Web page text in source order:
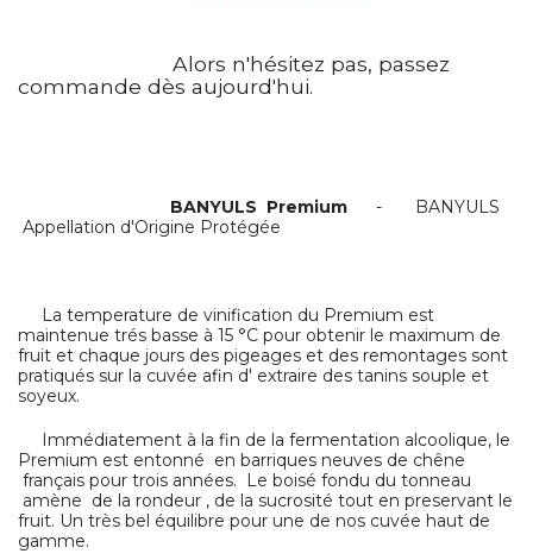
Alors n'hésitez pas, passez
commande dès aujourd'hui.
BANYULS Premium - BANYULS
Appellation d'Origine Protégée
La temperature de vinification du Premium est
maintenue trés basse à 15 °C pour obtenir le maximum de
fruit et chaque jours des pigeages et des remontages sont
pratiqués sur la cuvée afin d' extraire des tanins souple et
soyeux.
Immédiatement à la fin de la fermentation alcoolique, le
Premium est entonné en barriques neuves de chêne
français pour trois années. Le boisé fondu du tonneau
amène de la rondeur , de la sucrosité tout en preservant le
fruit. Un très bel équilibre pour une de nos cuvée haut de
gamme.